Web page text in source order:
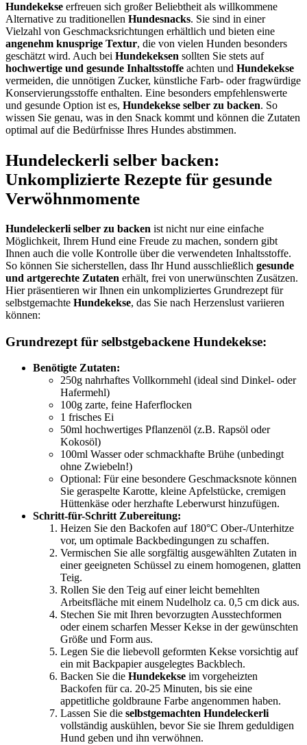
Hundekekse erfreuen sich großer Beliebtheit als willkommene
Alternative zu traditionellen Hundesnacks. Sie sind in einer
Vielzahl von Geschmacksrichtungen erhältlich und bieten eine
angenehm knusprige Textur, die von vielen Hunden besonders
geschätzt wird. Auch bei Hundekeksen sollten Sie stets auf
hochwertige und gesunde Inhaltsstoffe achten und Hundekekse
vermeiden, die unnötigen Zucker, künstliche Farb- oder fragwürdige
Konservierungsstoffe enthalten. Eine besonders empfehlenswerte
und gesunde Option ist es, Hundekekse selber zu backen. So
wissen Sie genau, was in den Snack kommt und können die Zutaten
optimal auf die Bedürfnisse Ihres Hundes abstimmen.
Hundeleckerli selber backen:
Unkomplizierte Rezepte für gesunde
Verwöhnmomente
Hundeleckerli selber zu backen ist nicht nur eine einfache
Möglichkeit, Ihrem Hund eine Freude zu machen, sondern gibt
Ihnen auch die volle Kontrolle über die verwendeten Inhaltsstoffe.
So können Sie sicherstellen, dass Ihr Hund ausschließlich gesunde
und artgerechte Zutaten erhält, frei von unerwünschten Zusätzen.
Hier präsentieren wir Ihnen ein unkompliziertes Grundrezept für
selbstgemachte Hundekekse, das Sie nach Herzenslust variieren
können:
Grundrezept für selbstgebackene Hundekekse:
Benötigte Zutaten:
250g nahrhaftes Vollkornmehl (ideal sind Dinkel- oder
Hafermehl)
100g zarte, feine Haferflocken
1 frisches Ei
50ml hochwertiges Pflanzenöl (z.B. Rapsöl oder
Kokosöl)
100ml Wasser oder schmackhafte Brühe (unbedingt
ohne Zwiebeln!)
Optional: Für eine besondere Geschmacksnote können
Sie geraspelte Karotte, kleine Apfelstücke, cremigen
Hüttenkäse oder herzhafte Leberwurst hinzufügen.
Schritt-für-Schritt Zubereitung:
Heizen Sie den Backofen auf 180°C Ober-/Unterhitze
vor, um optimale Backbedingungen zu schaffen.
Vermischen Sie alle sorgfältig ausgewählten Zutaten in
einer geeigneten Schüssel zu einem homogenen, glatten
Teig.
Rollen Sie den Teig auf einer leicht bemehlten
Arbeitsfläche mit einem Nudelholz ca. 0,5 cm dick aus.
Stechen Sie mit Ihren bevorzugten Ausstechformen
oder einem scharfen Messer Kekse in der gewünschten
Größe und Form aus.
Legen Sie die liebevoll geformten Kekse vorsichtig auf
ein mit Backpapier ausgelegtes Backblech.
Backen Sie die Hundekekse im vorgeheizten
Backofen für ca. 20-25 Minuten, bis sie eine
appetitliche goldbraune Farbe angenommen haben.
Lassen Sie die selbstgemachten Hundeleckerli
vollständig auskühlen, bevor Sie sie Ihrem geduldigen
Hund geben und ihn verwöhnen.